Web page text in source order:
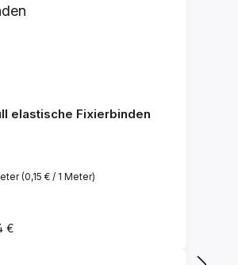
elastische Fixierbinden
(0,15 € / 1 Meter)
Preis:
€